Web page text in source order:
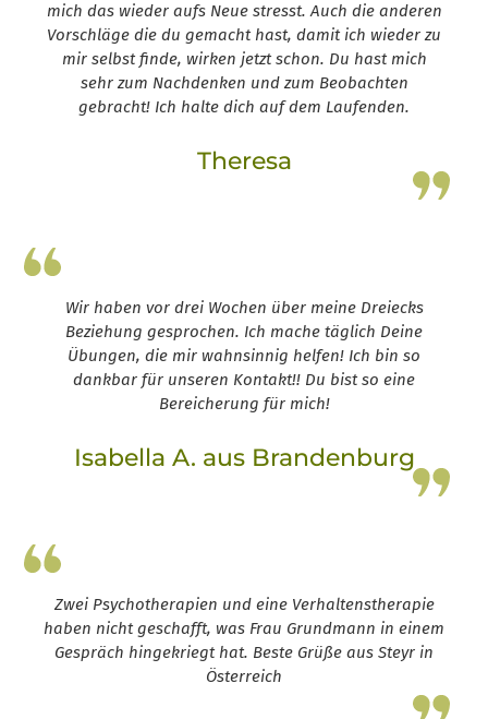
mich das wieder aufs Neue stresst. Auch die anderen
Vorschläge die du gemacht hast, damit ich wieder zu
mir selbst finde, wirken jetzt schon. Du hast mich
sehr zum Nachdenken und zum Beobachten
gebracht! Ich halte dich auf dem Laufenden.
Theresa
Wir haben vor drei Wochen über meine Dreiecks
Beziehung gesprochen. Ich mache täglich Deine
Übungen, die mir wahnsinnig helfen! Ich bin so
dankbar für unseren Kontakt!! Du bist so eine
Bereicherung für mich!
Isabella A. aus Brandenburg
Zwei Psychotherapien und eine Verhaltenstherapie
haben nicht geschafft, was Frau Grundmann in einem
Gespräch hingekriegt hat. Beste Grüße aus Steyr in
Österreich